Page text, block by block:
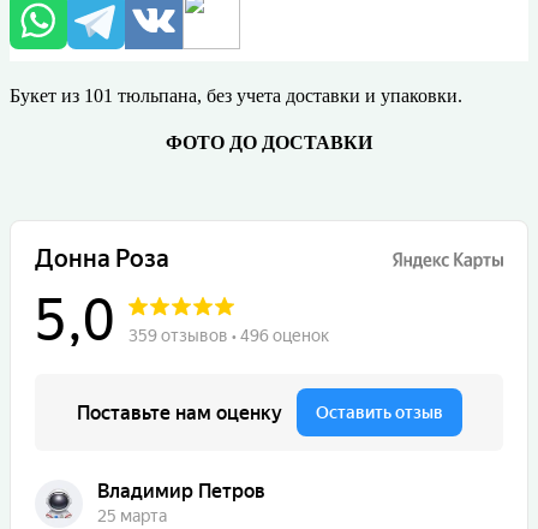
Букет из 101 тюльпана, без учета доставки и упаковки.
ФОТО ДО ДОСТАВКИ